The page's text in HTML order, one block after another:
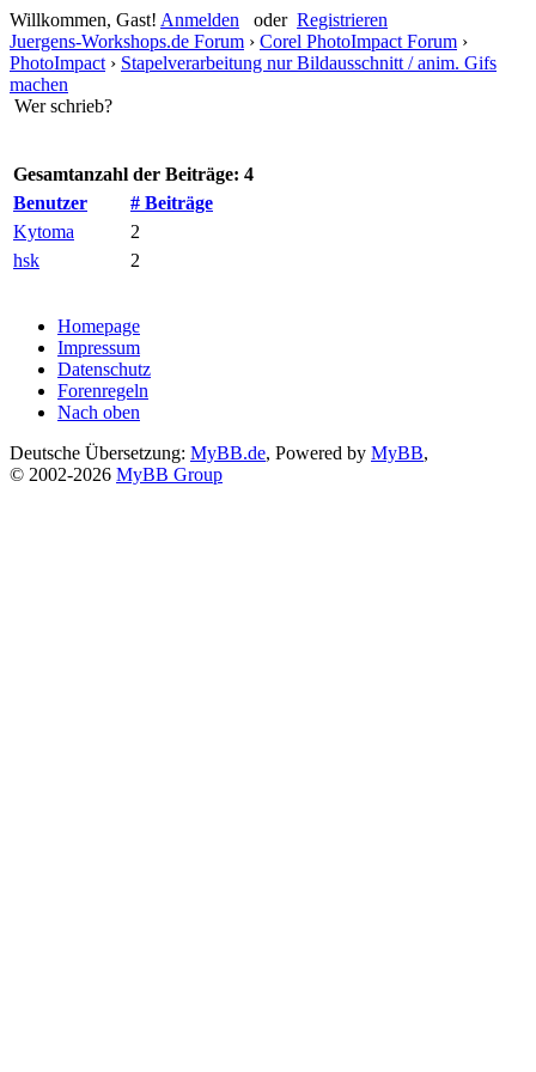
Willkommen, Gast! Anmelden oder Registrieren
Juergens-Workshops.de Forum › Corel PhotoImpact Forum ›
PhotoImpact › Stapelverarbeitung nur Bildausschnitt / anim. Gifs
machen
Wer schrieb?
Gesamtanzahl der Beiträge: 4
Benutzer
# Beiträge
Kytoma
2
hsk
2
Homepage
Impressum
Datenschutz
Forenregeln
Nach oben
Deutsche Übersetzung: MyBB.de, Powered by MyBB,
© 2002-2026 MyBB Group